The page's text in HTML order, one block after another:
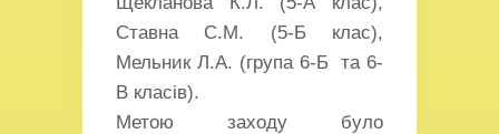
Ставна С.М. (5-Б клас),
Мельник Л.А. (група 6-Б та 6-
В класів).
Метою заходу було